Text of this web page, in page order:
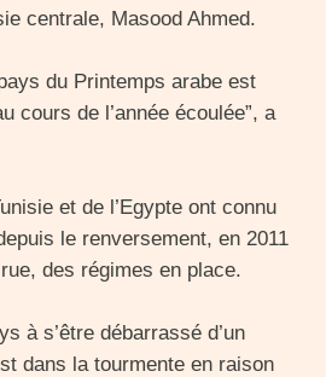
centrale, Masood Ahmed.
du Printemps arabe est
cours de l’année écoulée”, a
et de l’Egypte ont connu
le renversement, en 2011
des régimes en place.
à s’être débarrassé d’un
dans la tourmente en raison